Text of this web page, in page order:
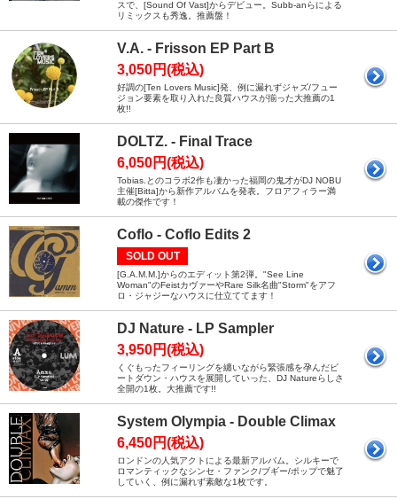
スで、[Sound Of Vast]からデビュー。Subb-anらによる
リミックスも秀逸。推薦盤！
V.A. - Frisson EP Part B
3,050円(税込)
好調の[Ten Lovers Music]発、例に漏れずジャズ/フュー
ジョン要素を取り入れた良質ハウスが揃った大推薦の1
枚!!
DOLTZ. - Final Trace
6,050円(税込)
Tobias.とのコラボ2作も凄かった福岡の鬼才がDJ NOBU
主催[Bitta]から新作アルバムを発表。フロアフィラー満
載の傑作です！
Coflo - Coflo Edits 2
SOLD OUT
[G.A.M.M.]からのエディット第2弾。"See Line
Woman"のFeistカヴァーやRare Silk名曲"Storm"をアフ
ロ・ジャジーなハウスに仕立ててます！
DJ Nature - LP Sampler
3,950円(税込)
くぐもったフィーリングを纏いながら緊張感を孕んだビ
ートダウン・ハウスを展開していった、DJ Natureらしさ
全開の1枚。大推薦です!!
System Olympia - Double Climax
6,450円(税込)
ロンドンの人気アクトによる最新アルバム。シルキーで
ロマンティックなシンセ・ファンク/ブギー/ポップで魅了
していく、例に漏れず素敵な1枚です。